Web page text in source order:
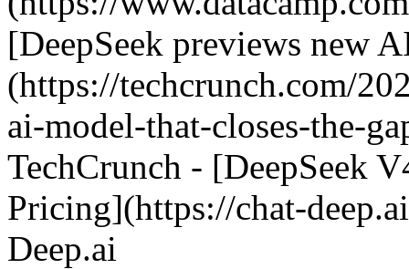
[DeepSeek previews new
(https://techcrunch.com/
ai-model-that-closes-the-
TechCrunch - [DeepSeek
Pricing](https://chat-
Deep.ai